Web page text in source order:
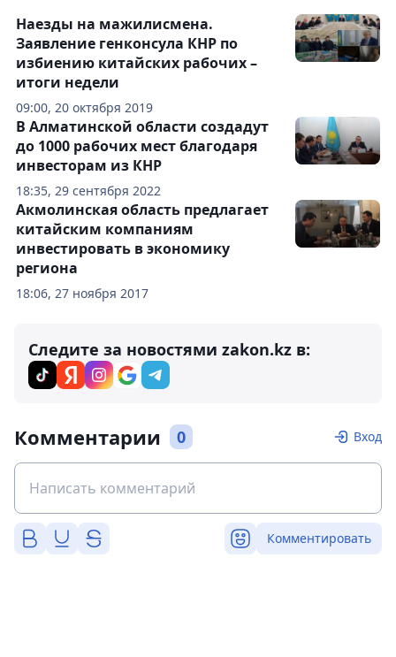
09:00, 20 октября 2019
Наезды на мажилисмена.
Заявление генконсула КНР по
избиению китайских рабочих –
итоги недели
18:35, 29 сентября 2022
В Алматинской области создадут
до 1000 рабочих мест благодаря
инвесторам из КНР
18:06, 27 ноября 2017
Акмолинская область предлагает
китайским компаниям
инвестировать в экономику
региона
Следите за новостями zakon.kz в:
Комментарии 0 Вход
Комментировать